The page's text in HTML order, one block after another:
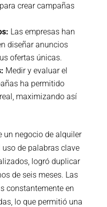
crear campañas
Las empresas han
diseñar anuncios
ofertas únicas.
Medir y evaluar el
ha permitido
maximizando así
un negocio de alquiler
uso de palabras clave
logró duplicar
de seis meses. Las
constantemente en
lo que permitió una